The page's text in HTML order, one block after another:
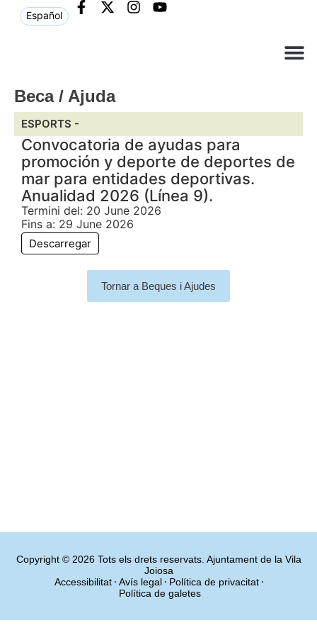
Español
Beca / Ajuda
ESPORTS -
Convocatoria de ayudas para
promoción y deporte de deportes de
mar para entidades deportivas.
Anualidad 2026 (Línea 9).
Termini del: 20 June 2026
Fins a: 29 June 2026
Descarregar
Tornar a Beques i Ajudes
Copyright © 2026 Tots els drets reservats. Ajuntament de la Vila
Joiosa
Accessibilitat
Avís legal
Política de privacitat
Política de galetes